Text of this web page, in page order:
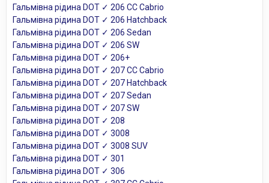
Гальмівна рідина DOT ✓ 206 CC Cabrio
Гальмівна рідина DOT ✓ 206 Hatchback
Гальмівна рідина DOT ✓ 206 Sedan
Гальмівна рідина DOT ✓ 206 SW
Гальмівна рідина DOT ✓ 206+
Гальмівна рідина DOT ✓ 207 CC Cabrio
Гальмівна рідина DOT ✓ 207 Hatchback
Гальмівна рідина DOT ✓ 207 Sedan
Гальмівна рідина DOT ✓ 207 SW
Гальмівна рідина DOT ✓ 208
Гальмівна рідина DOT ✓ 3008
Гальмівна рідина DOT ✓ 3008 SUV
Гальмівна рідина DOT ✓ 301
Гальмівна рідина DOT ✓ 306